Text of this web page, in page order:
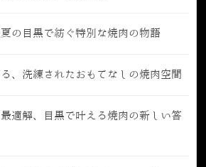
の目黒で紡ぐ特別な焼肉の物語
、洗練されたおもてなしの焼肉空間
適解、目黒で叶える焼肉の新しい答